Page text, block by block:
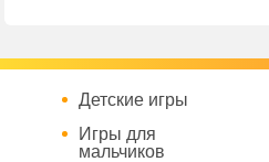
Детские игры
Игры для
мальчиков